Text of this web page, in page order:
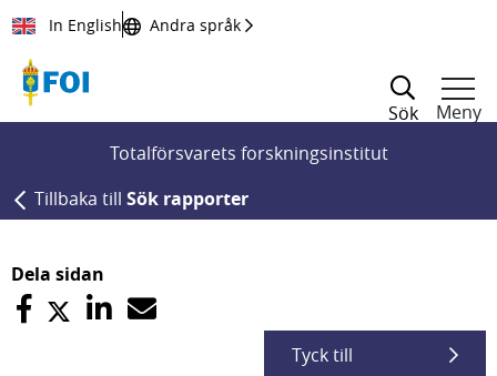
Till innehållet
In English Andra språk
Sök
Meny
Totalförsvarets forskningsinstitut
Tillbaka till Sök rapporter
Dela sidan
Tyck till